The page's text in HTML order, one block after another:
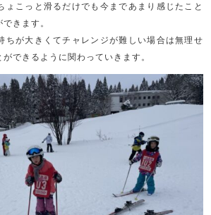
ょこっと滑るだけでも今まであまり感じたこと
きます。
ちが大きくてチャレンジが難しい場合は無理せ
できるように関わっていきます。